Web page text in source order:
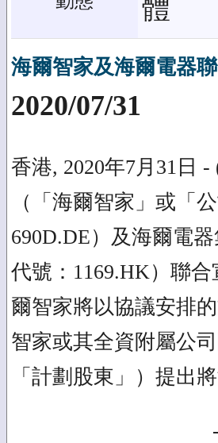
體
海爾智家及海爾電器
2020/07/31
香港, 2020年7月31日
（「海爾智家」或「
690D.DE）及海爾電
代號：1169.HK）聯
爾智家將以協議安排
智家或其全資附屬公
「計劃股東」）提出